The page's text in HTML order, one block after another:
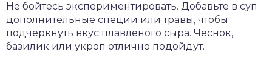
Не бойтесь экспериментировать. Добавьте в суп
дополнительные специи или травы, чтобы
подчеркнуть вкус плавленого сыра. Чеснок,
базилик или укроп отлично подойдут.